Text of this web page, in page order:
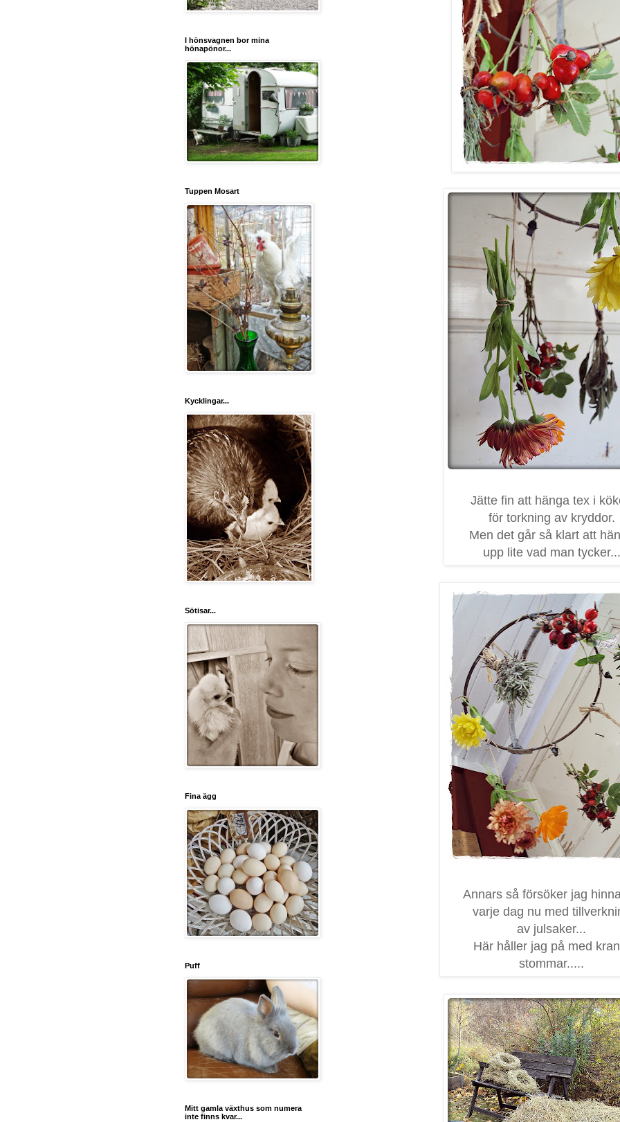
Jätte fin att hänga tex i
för torkning av kryddor.
Men det går så klart att
upp lite vad man tycker...
Annars så försöker jag
varje dag nu med
av julsaker...
Här håller jag på med
stommar.....
I hönsvagnen bor mina
hönapönor...
Tuppen Mosart
Kycklingar...
Sötisar...
Fina ägg
Puff
Mitt gamla växthus som numera
inte finns kvar...